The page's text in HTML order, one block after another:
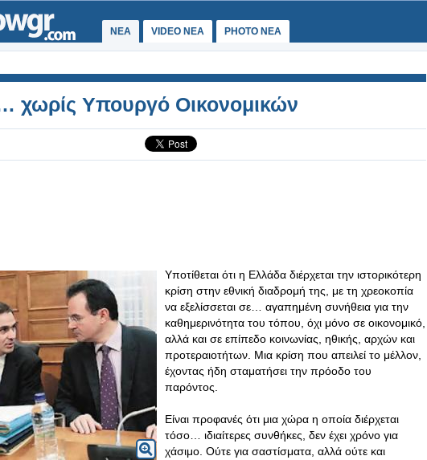
ΝΕΑ VIDEO NEA PHOTO NEA
χωρίς Υπουργό Οικονομικών
Υποτίθεται ότι η Ελλάδα διέρχεται την ιστορικότερη
κρίση στην εθνική διαδρομή της, με τη χρεοκοπία
να εξελίσσεται σε… αγαπημένη συνήθεια για την
καθημερινότητα του τόπου, όχι μόνο σε οικονομικό,
αλλά και σε επίπεδο κοινωνίας, ηθικής, αρχών και
προτεραιοτήτων. Μια κρίση που απειλεί το μέλλον,
έχοντας ήδη σταματήσει την πρόοδο του
παρόντος.
Είναι προφανές ότι μια χώρα η οποία διέρχεται
τόσο… ιδιαίτερες συνθήκες, δεν έχει χρόνο για
χάσιμο. Ούτε για σαστίσματα, αλλά ούτε και